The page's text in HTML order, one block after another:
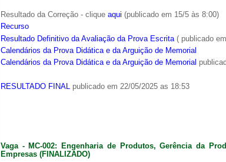
Resultado da Correção - clique aqui (publicado em 15/5 às 8:00)
Recurso
Resultado Definitivo da Avaliação da Prova Escrita( publicado
Calendários da Prova Didática e da Arguição de Memorial
Calendários da Prova Didática e da Arguição de Memorial
RESULTADO FINAL publicado em 22/05/2025 as 18:53
Vaga - MC-002: Engenharia de Produtos, Gerência da
Empresas (FINALIZADO)